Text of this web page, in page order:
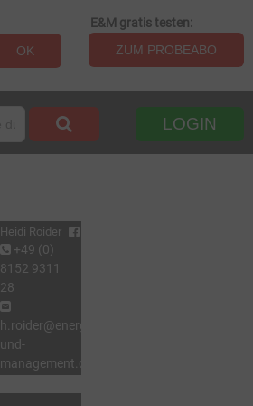
OK
E&M gratis testen:
ZUM PROBEABO
LOGIN
Heidi Roider
+49 (0)
8152 9311
28
h.roider@energie-
und-
management.de